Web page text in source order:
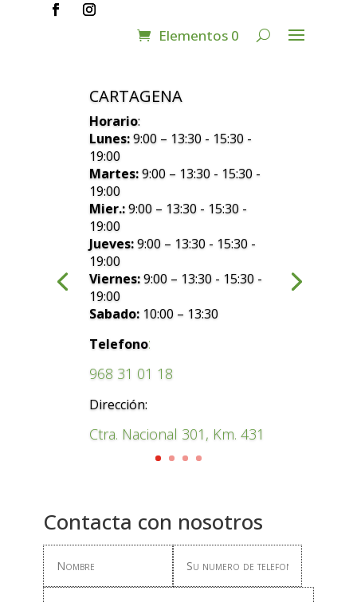
Elementos 0
CARTAGENA
Horario:
Lunes:9:00 – 13:30 - 15:30 -
19:00
Martes:9:00 – 13:30 - 15:30 -
19:00
Mier.:9:00 – 13:30 - 15:30 -
19:00
Jueves:9:00 – 13:30 - 15:30 -
19:00
Viernes:9:00 – 13:30 - 15:30 -
19:00
Sabado: 10:00 – 13:30
Telefono:
968 31 01 18
Dirección:
Ctra. Nacional 301, Km. 431
Contacta con nosotros